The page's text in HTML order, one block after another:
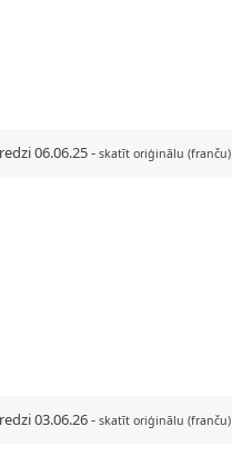
06.06.25- skatīt oriģinālu (franču)
03.06.26- skatīt oriģinālu (franču)